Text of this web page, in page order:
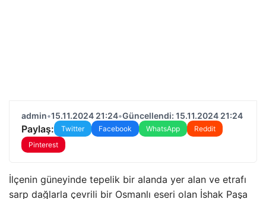
admin•15.11.2024 21:24•Güncellendi: 15.11.2024 21:24
Paylaş: Twitter Facebook WhatsApp
Reddit
Pinterest
İlçenin güneyinde tepelik bir alanda yer alan ve etrafı
sarp dağlarla çevrili bir Osmanlı eseri olan İshak Paşa